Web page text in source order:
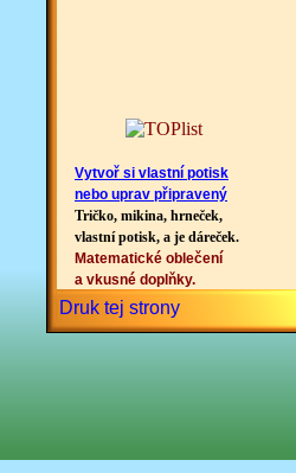
Vytvoř si vlastní potisk
nebo uprav připravený
Tričko, mikina, hrneček,
vlastní potisk, a je dáreček.
Matematické oblečení
a vkusné doplňky.
Druk tej strony